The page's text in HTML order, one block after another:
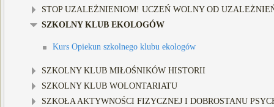
STOP UZALEŻNIENIOM! UCZEŃ WOLNY OD
SZKOLNY KLUB EKOLOGÓW
Kurs Opiekun szkolnego klubu ekologów
SZKOLNY KLUB MIŁOŚNIKÓW HISTORII
SZKOLNY KLUB WOLONTARIATU
SZKOŁA AKTYWNOŚCI FIZYCZNEJ I DOBROSTANU